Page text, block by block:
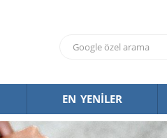
EN YENİLER